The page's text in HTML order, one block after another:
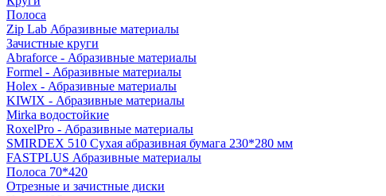
Полоса
Zip Lab Абразивные материалы
Зачистные круги
Abraforce - Абразивные материалы
Formel - Абразивные материалы
Holex - Абразивные материалы
KIWIX - Абразивные материалы
Mirka водостойкие
RoxelPro - Абразивные материалы
SMIRDEX 510 Сухая абразивная бумага 230*280 мм
FASTPLUS Абразивные материалы
Полоса 70*420
Отрезные и зачистные диски